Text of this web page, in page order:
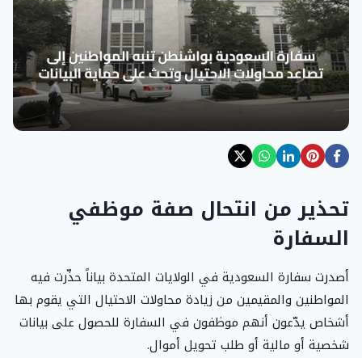
تحذير من انتحال صفة موظفي
السفارة
أصدرت سفارة السعودية في الولايات المتحدة بياناً حذّرت فيه
المواطنين والمقيمين من زيادة محاولات الاحتيال التي يقوم بها
أشخاص يدّعون أنهم موظفون في السفارة للحصول على بيانات
شخصية أو مالية أو طلب تحويل أموال.